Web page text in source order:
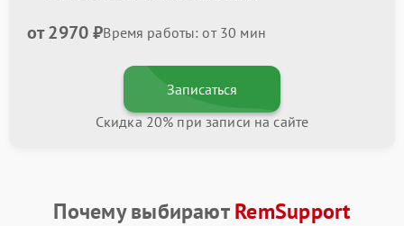
от 2970 ₽Время работы: от 30 мин
Записаться
Скидка 20% при записи на сайте
Почему выбираютRemSupport